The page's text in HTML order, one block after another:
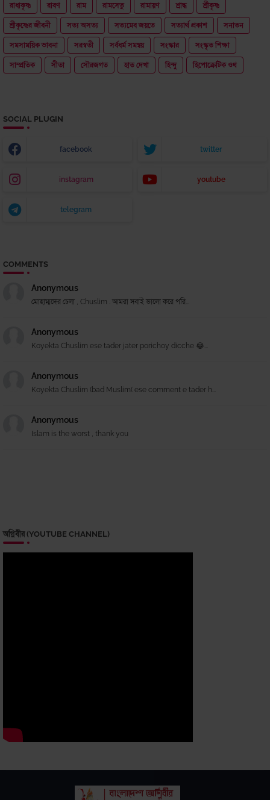
রাধাকৃষ্ণ রাবণ রাম রামসেতু রামায়ণ শ্রাদ্ধ শ্রীকৃষ্ণ
শ্রীকৃষ্ণের জীবনী সত্য অসত্য সত্যমেব জয়তে সত্যার্থ প্রকাশ সনাতন
সমসাময়িক ভাবনা সরস্বতী সর্বধর্ম সমন্বয় সংস্কার সংস্কৃত শিক্ষা
সাম্প্রতিক সীতা সৌরজগত হাত দেখা হিন্দু হিপোক্রেটিক ওথ
SOCIAL PLUGIN
facebook twitter
instagram youtube
telegram
COMMENTS
Anonymous
মোহাম্মদের চেলা , Chuslim . আমরা সবাই ভালো করে পরি...
Anonymous
Koyekta Chuslim ese tader jater porichoy dicche 😂...
Anonymous
Koyekta Chuslim (bad Muslim( ese comment e tader h...
Anonymous
Islam is the worst , thank you
অগ্নিবীর (YOUTUBE CHANNEL)